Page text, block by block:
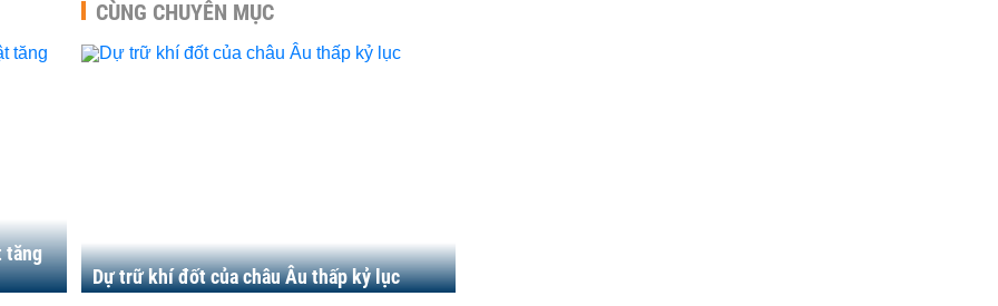
tăng
CÙNG CHUYÊN MỤC
Dự trữ khí đốt của châu Âu thấp kỷ lục